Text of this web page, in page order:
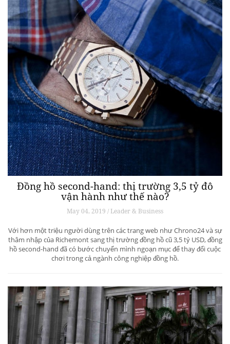
Đồng hồ second-hand: thị trường 3,5 tỷ đô
vận hành như thế nào?
May 04, 2019 / Leader & Business
Với hơn một triệu người dùng trên các trang web như Chrono24 và sự
thâm nhập của Richemont sang thị trường đồng hồ cũ 3,5 tỷ USD, đồng
hồ second-hand đã có bước chuyển mình ngoạn mục để thay đổi cuộc
chơi trong cả ngành công nghiệp đồng hồ.